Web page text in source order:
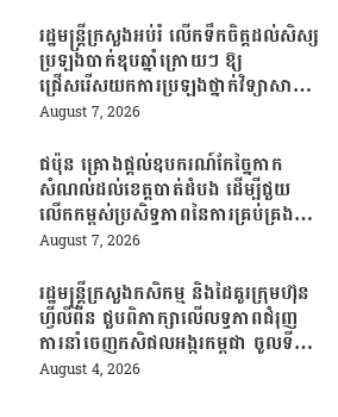
រដ្ឋមន្រ្តីក្រសួងអប់រំ លើកទឹកចិត្តដល់សិស្ស
ប្រឡងបាក់ឌុបឆ្នាំក្រោយៗ ឱ្យ
ជ្រើសរើសយកការប្រឡងថ្នាក់វិទ្យាសាស្ត្រ
ដើម្បីឆ្លើយតបទៅនឹងតម្រូវការធនធាន
August 7, 2026
ជប៉ុន គ្រោងផ្តល់ឧបករណ៍កែច្នៃកាក
សំណល់ដល់ខេត្តបាត់ដំបង ដើម្បីជួយ
លើកកម្ពស់ប្រសិទ្ធភាពនៃការគ្រប់គ្រង
សំណល់
August 7, 2026
រដ្ឋមន្រ្តីក្រសួងកសិកម្ម និងដៃគូរក្រុមហ៊ុន
ហ្វីលីពីន ជួបពិភាក្សាលើលទ្ធភាពជំរុញ
ការនាំចេញកសិផលអង្ករកម្ពុជា ចូលទី
ផ្សារហ្វីលីពីន
August 4, 2026